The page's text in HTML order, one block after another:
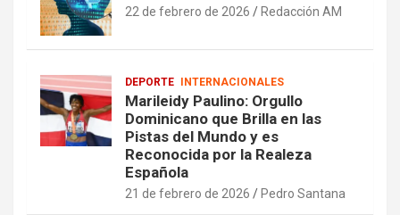
22 de febrero de 2026 Redacción AM
DEPORTE INTERNACIONALES
Marileidy Paulino: Orgullo
Dominicano que Brilla en las
Pistas del Mundo y es
Reconocida por la Realeza
Española
21 de febrero de 2026 Pedro Santana